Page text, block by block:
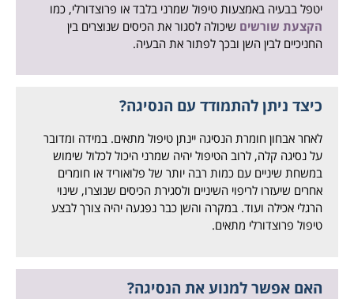
יטפל בבעיה באמצעות טיפול שמרני בלבד או פרוצדורלי, כמו
הקצעת שורשים שיכולה לסגור את הכיסים שנוצרים בין
החניכיים לבין השן ובכך לפתור את הבעיה.
כיצד ניתן להתמודד עם הנסיגה?
לאחר אבחון חומרת הנסיגה יינתן טיפול מתאים. במידה ומדובר
על נסיגה קלה, לרוב הטיפול יהיה שמרני היכול לכלול שימוש
במשחת שיניים עם כמות רבה יותר של פלואוריד או חומרים
אחרים שיעזרו לריפוי השיניים ולסגירת הכיסים שנוצרו, שינוי
הרגלי אכילה ועוד. במקרה והשן כבר נפגעה יהיה צורך לבצע
טיפול פרוצדורלי מתאים.
האם אפשר למנוע את הנסיגה?